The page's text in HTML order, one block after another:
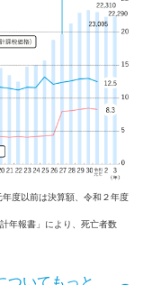
度以前は決算額、令和２年度
年報書」により、死亡者数
ついてもっと